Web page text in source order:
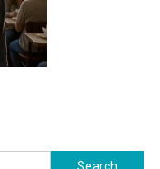
Search